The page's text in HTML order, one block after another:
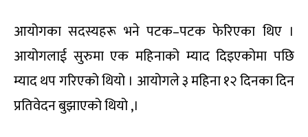
आयोगका सदस्यहरू भने पटक–पटक फेरिएका थिए ।
आयोगलाई सुरुमा एक महिनाको म्याद दिइएकोमा पछि
म्याद थप गरिएको थियो । आयोगले ३ महिना १२ दिनका दिन
प्रतिवेदन बुझाएको थियो ,।